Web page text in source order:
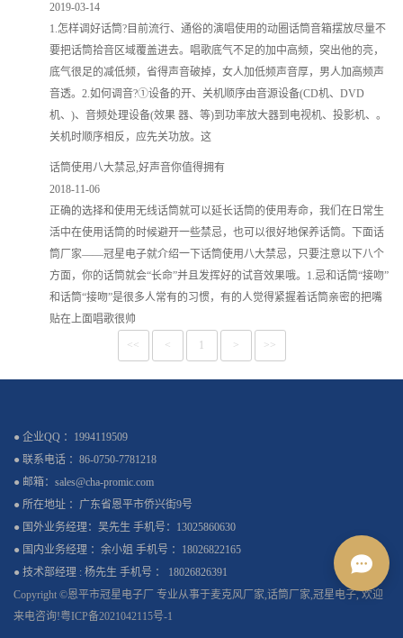
2019-03-14
1.怎样调好话筒?目前流行、通俗的演唱使用的动圈话筒音箱摆放尽量不
要把话筒拾音区域覆盖进去。唱歌底气不足的加中高频，突出他的亮，
底气很足的减低频，省得声音破掉，女人加低频声音厚，男人加高频声
音透。2.如何调音?①设备的开、关机顺序由音源设备(CD机、DVD
机、)、音频处理设备(效果 器、等)到功率放大器到电视机、投影机、。
关机时顺序相反，应先关功放。这
话筒使用八大禁忌,好声音你值得拥有
2018-11-06
正确的选择和使用无线话筒就可以延长话筒的使用寿命，我们在日常生
活中在使用话筒的时候避开一些禁忌，也可以很好地保养话筒。下面话
筒厂家——冠星电子就介绍一下话筒使用八大禁忌，只要注意以下八个
方面，你的话筒就会“长命”并且发挥好的试音效果哦。1.忌和话筒“接吻”
和话筒“接吻”是很多人常有的习惯，有的人觉得紧握着话筒亲密的把嘴
贴在上面唱歌很帅
<< < 1 > >>
● 企业QQ ：1994119509
● 联系电话 ：86-0750-7781218
● 邮箱：sales@cha-promic.com
● 所在地址 ：广东省恩平市侨兴街9号
● 国外业务经理：吴先生 手机号：13025860630
● 国内业务经理 ：余小姐 手机号 ：18026822165
● 技术部经理 : 杨先生 手机号 ： 18026826391
Copyright ©恩平市冠星电子厂 专业从事于麦克风厂家,话筒厂家,冠星电子, 欢迎
来电咨询!粤ICP备2021042115号-1